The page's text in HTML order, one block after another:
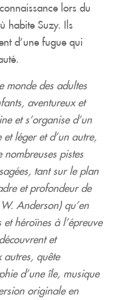
lors du
habite Suzy. Ils
d’une fugue qui
monde des adultes
aventureux et
et s’organise d’un
léger et d’un autre,
pistes
tant sur le plan
et profondeur de
Anderson) qu’en
héroïnes à l’épreuve
et
autres, quête
d’une île, musique
originale en